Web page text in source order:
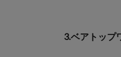
3.ベアトップ